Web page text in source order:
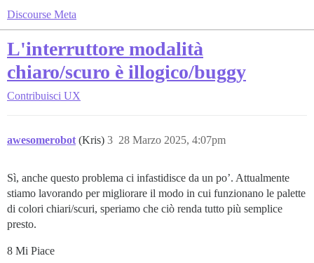
Discourse Meta
L'interruttore modalità
chiaro/scuro è illogico/buggy
Contribuisci UX
awesomerobot (Kris) 28 Marzo 2025, 4:07pm
3
Sì, anche questo problema ci infastidisce da un po’. Attualmente
stiamo lavorando per migliorare il modo in cui funzionano le palette
di colori chiari/scuri, speriamo che ciò renda tutto più semplice
presto.
8 Mi Piace